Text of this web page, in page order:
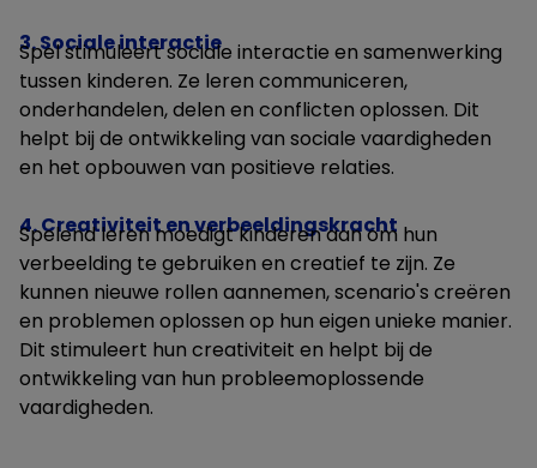
3. Sociale interactie
Spel stimuleert sociale interactie en samenwerking
tussen kinderen. Ze leren communiceren,
onderhandelen, delen en conflicten oplossen. Dit
helpt bij de ontwikkeling van sociale vaardigheden
en het opbouwen van positieve relaties.
4. Creativiteit en verbeeldingskracht
Spelend leren moedigt kinderen aan om hun
verbeelding te gebruiken en creatief te zijn. Ze
kunnen nieuwe rollen aannemen, scenario's creëren
en problemen oplossen op hun eigen unieke manier.
Dit stimuleert hun creativiteit en helpt bij de
ontwikkeling van hun probleemoplossende
vaardigheden.